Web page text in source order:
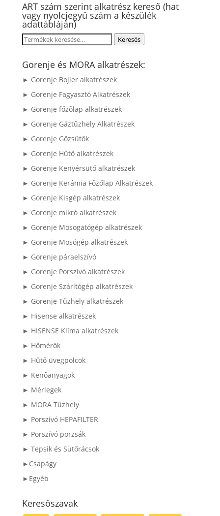
ART szám szerint alkatrész kereső (hat
vagy nyolcjegyű szám a készülék
adattábláján)
Keresés
következőre:
Keresés
Gorenje és MORA alkatrészek:
► Gorenje Bojler alkatrészek
► Gorenje Fagyasztó Alkatrészek
► Gorenje főzőlap alkatrészek
► Gorenje Gáztűzhely Alkatrészek
► Gorenje Gőzsütők
► Gorenje Hűtő alkatrészek
► Gorenje Kenyérsütő alkatrészek
► Gorenje Kerámia Főzőlap Alkatrészek
► Gorenje Kisgép alkatrészek
► Gorenje mikró alkatrészek
► Gorenje Mosogatógép alkatrészek
► Gorenje Mosógép alkatrészek
► Gorenje páraelszívó
► Gorenje Porszívó alkatrészek
► Gorenje Szárítógép alkatrészek
► Gorenje Tűzhely alkatrészek
► Hisense alkatrészek
► HISENSE Klíma alkatrészek
► Hőmérők
► Hűtő üvegpolcok
► Kenőanyagok
► Mérlegek
► MORA Tűzhely
► Porszívó HEPAFILTER
► Porszívó porzsák
► Tepsik és Sütőrácsok
►Csapágy
►Egyéb
Keresőszavak